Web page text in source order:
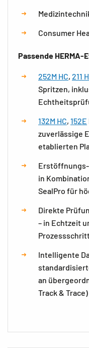
Consumer
Passende
252M HC, 211
Spritzen,
132M HC, 152E
zuverlässige
etablierten
in
SealPro für
Direkte
– in Echtzeit
Intelligente
an
Track & Trace)